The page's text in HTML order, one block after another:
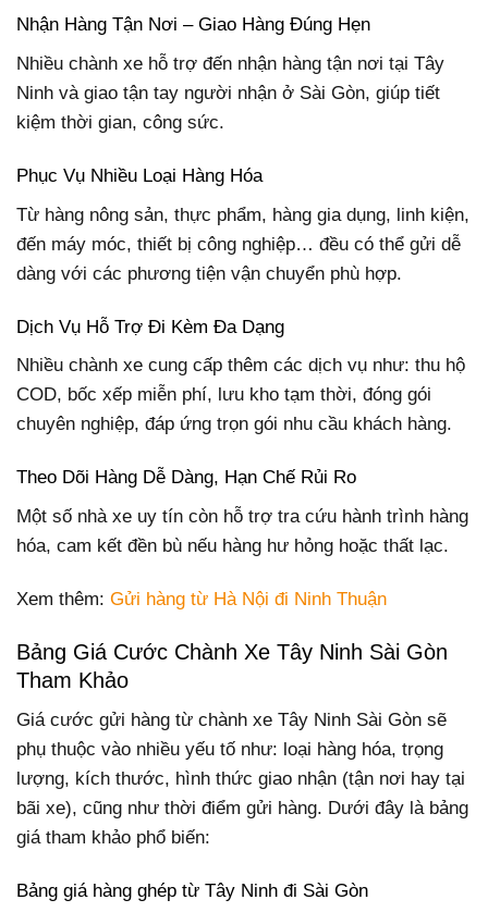
Nhận Hàng Tận Nơi – Giao Hàng Đúng Hẹn
Nhiều chành xe hỗ trợ đến nhận hàng tận nơi tại Tây
Ninh và giao tận tay người nhận ở Sài Gòn, giúp tiết
kiệm thời gian, công sức.
Phục Vụ Nhiều Loại Hàng Hóa
Từ hàng nông sản, thực phẩm, hàng gia dụng, linh kiện,
đến máy móc, thiết bị công nghiệp… đều có thể gửi dễ
dàng với các phương tiện vận chuyển phù hợp.
Dịch Vụ Hỗ Trợ Đi Kèm Đa Dạng
Nhiều chành xe cung cấp thêm các dịch vụ như: thu hộ
COD, bốc xếp miễn phí, lưu kho tạm thời, đóng gói
chuyên nghiệp, đáp ứng trọn gói nhu cầu khách hàng.
Theo Dõi Hàng Dễ Dàng, Hạn Chế Rủi Ro
Một số nhà xe uy tín còn hỗ trợ tra cứu hành trình hàng
hóa, cam kết đền bù nếu hàng hư hỏng hoặc thất lạc.
Xem thêm: Gửi hàng từ Hà Nội đi Ninh Thuận
Bảng Giá Cước Chành Xe Tây Ninh Sài Gòn
Tham Khảo
Giá cước gửi hàng từ chành xe Tây Ninh Sài Gòn sẽ
phụ thuộc vào nhiều yếu tố như: loại hàng hóa, trọng
lượng, kích thước, hình thức giao nhận (tận nơi hay tại
bãi xe), cũng như thời điểm gửi hàng. Dưới đây là bảng
giá tham khảo phổ biến:
Bảng giá hàng ghép từ Tây Ninh đi Sài Gòn